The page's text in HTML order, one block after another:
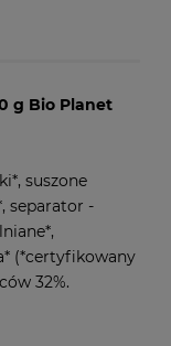
g Bio Planet
suszone
separator -
(*certyfikowany
32%.